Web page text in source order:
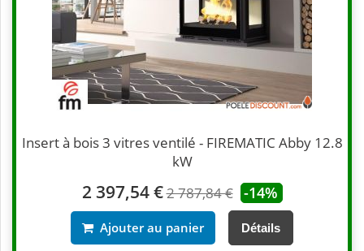
Insert à bois 3 vitres ventilé - FIREMATIC Abby 12.8
kW
2 397,54 €2 787,84 € -14%
Ajouter au panier Détails